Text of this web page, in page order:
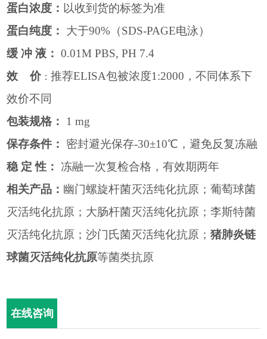
蛋白浓度： 以收到货的标签为准
蛋白纯度：
大于90% （SDS-PAGE电泳）
缓 冲 液： 0.01M PBS, PH 7.4
效
价：推荐ELISA包被浓度1:2000 ，不同体系下
效价不同
包装规格：
1 mg
保存条件：
密封避光保存-30±10℃，避免反复冻融
稳 定 性：
冻融一次复检合格，有效期两年
相关产品： 幽门螺旋杆菌灭活纯化抗原；葡萄球菌
灭活纯化抗原；大肠杆菌灭活纯化抗原；李斯特菌
灭活纯化抗原；沙门氏菌灭活纯化抗原；猪肺炎链
球菌灭活纯化抗原等菌类抗原
在线咨询